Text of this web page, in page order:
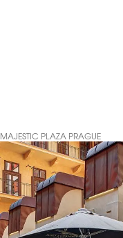
MAJESTIC PLAZA PRAGUE